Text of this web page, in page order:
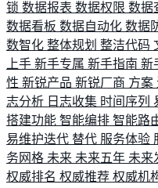
锁 数据报表 数据权限 数据
数据看板 数据自动化 数据
数智化 整体规划 整洁代码
上手 新手专属 新手指南 新
性 新锐产品 新锐厂商 方案
志分析 日志收集 时间序列
搭建功能 智能编排 智能路
易维护迭代 替代 服务体验
务网格 未来 未来五年 未来
权威排名 权威推荐 权威机